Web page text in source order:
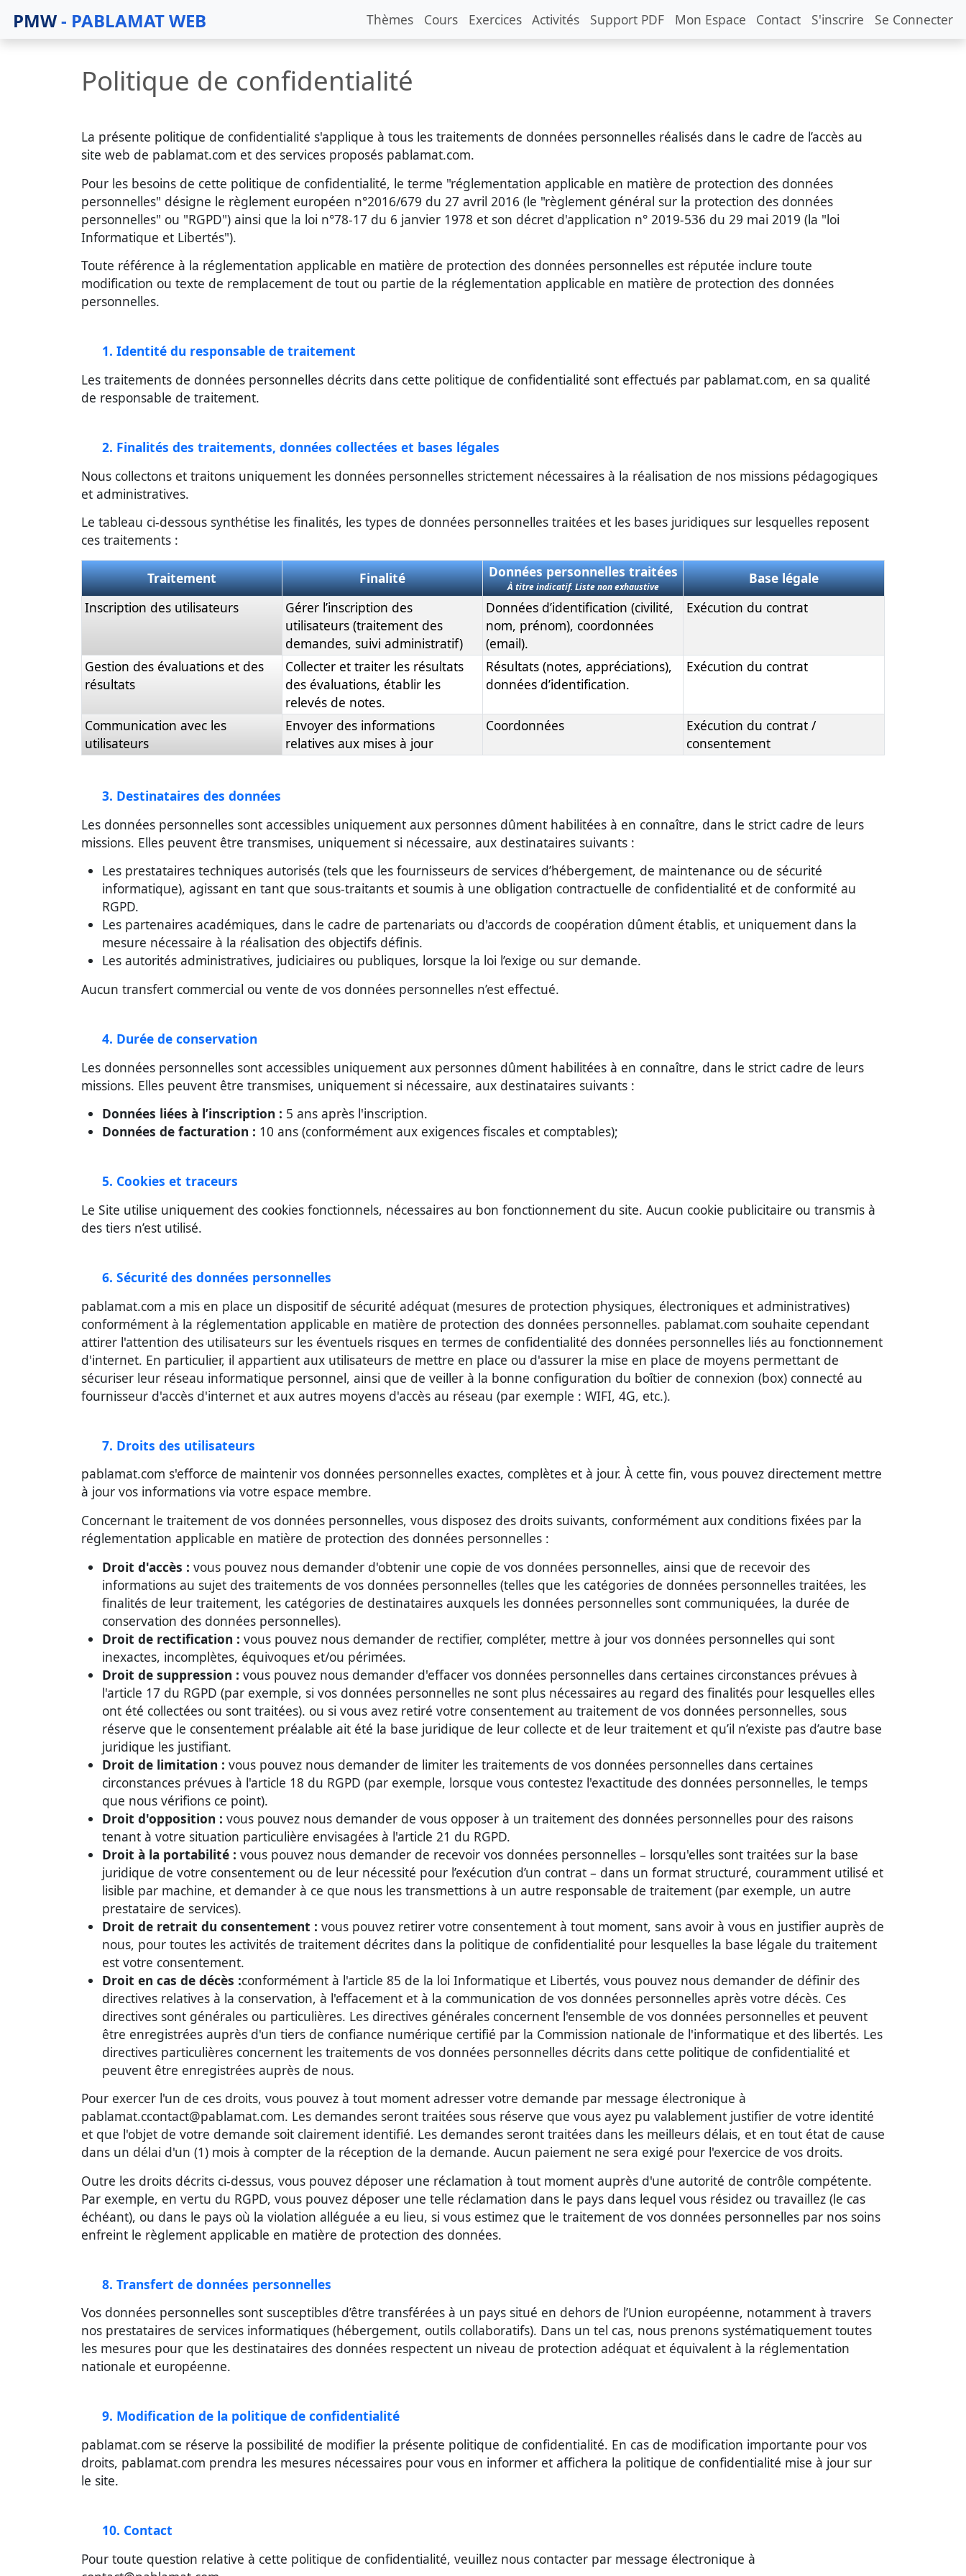
PMW- PABLAMAT WEB Thèmes Cours Exercices Activités Support PDF Mon Espace Contact S'inscrire Se Connecter
Politique de confidentialité
La présente politique de confidentialité s'applique à tous les traitements de données personnelles réalisés dans le cadre de l’accès au
site web de pablamat.com et des services proposés pablamat.com.
Pour les besoins de cette politique de confidentialité, le terme "réglementation applicable en matière de protection des données
personnelles" désigne le règlement européen n°2016/679 du 27 avril 2016 (le "règlement général sur la protection des données
personnelles" ou "RGPD") ainsi que la loi n°78-17 du 6 janvier 1978 et son décret d'application n° 2019-536 du 29 mai 2019 (la "loi
Informatique et Libertés").
Toute référence à la réglementation applicable en matière de protection des données personnelles est réputée inclure toute
modification ou texte de remplacement de tout ou partie de la réglementation applicable en matière de protection des données
personnelles.
1. Identité du responsable de traitement
Les traitements de données personnelles décrits dans cette politique de confidentialité sont effectués par pablamat.com, en sa qualité
de responsable de traitement.
2. Finalités des traitements, données collectées et bases légales
Nous collectons et traitons uniquement les données personnelles strictement nécessaires à la réalisation de nos missions pédagogiques
et administratives.
Le tableau ci-dessous synthétise les finalités, les types de données personnelles traitées et les bases juridiques sur lesquelles reposent
ces traitements :
Traitement Finalité Données personnelles traitées
À titre indicatif. Liste non exhaustive
Base légale
Inscription des utilisateurs
Gérer l’inscription des
utilisateurs (traitement des
demandes, suivi administratif)
Données d’identification (civilité,
nom, prénom), coordonnées
(email).
Exécution du contrat
Gestion des évaluations et des
résultats
Collecter et traiter les résultats
des évaluations, établir les
relevés de notes.
Résultats (notes, appréciations),
données d’identification.
Exécution du contrat
Communication avec les
utilisateurs
Envoyer des informations
relatives aux mises à jour
Coordonnées
Exécution du contrat /
consentement
3. Destinataires des données
Les données personnelles sont accessibles uniquement aux personnes dûment habilitées à en connaître, dans le strict cadre de leurs
missions. Elles peuvent être transmises, uniquement si nécessaire, aux destinataires suivants :
Les prestataires techniques autorisés (tels que les fournisseurs de services d’hébergement, de maintenance ou de sécurité
informatique), agissant en tant que sous-traitants et soumis à une obligation contractuelle de confidentialité et de conformité au
RGPD.
Les partenaires académiques, dans le cadre de partenariats ou d'accords de coopération dûment établis, et uniquement dans la
mesure nécessaire à la réalisation des objectifs définis.
Les autorités administratives, judiciaires ou publiques, lorsque la loi l’exige ou sur demande.
Aucun transfert commercial ou vente de vos données personnelles n’est effectué.
4. Durée de conservation
Les données personnelles sont accessibles uniquement aux personnes dûment habilitées à en connaître, dans le strict cadre de leurs
missions. Elles peuvent être transmises, uniquement si nécessaire, aux destinataires suivants :
Données liées à l’inscription : 5 ans après l'inscription.
Données de facturation : 10 ans (conformément aux exigences fiscales et comptables);
5. Cookies et traceurs
Le Site utilise uniquement des cookies fonctionnels, nécessaires au bon fonctionnement du site. Aucun cookie publicitaire ou transmis à
des tiers n’est utilisé.
6. Sécurité des données personnelles
pablamat.com a mis en place un dispositif de sécurité adéquat (mesures de protection physiques, électroniques et administratives)
conformément à la réglementation applicable en matière de protection des données personnelles. pablamat.com souhaite cependant
attirer l'attention des utilisateurs sur les éventuels risques en termes de confidentialité des données personnelles liés au fonctionnement
d'internet. En particulier, il appartient aux utilisateurs de mettre en place ou d'assurer la mise en place de moyens permettant de
sécuriser leur réseau informatique personnel, ainsi que de veiller à la bonne configuration du boîtier de connexion (box) connecté au
fournisseur d'accès d'internet et aux autres moyens d'accès au réseau (par exemple : WIFI, 4G, etc.).
7. Droits des utilisateurs
pablamat.com s'efforce de maintenir vos données personnelles exactes, complètes et à jour. À cette fin, vous pouvez directement mettre
à jour vos informations via votre espace membre.
Concernant le traitement de vos données personnelles, vous disposez des droits suivants, conformément aux conditions fixées par la
réglementation applicable en matière de protection des données personnelles :
Droit d'accès : vous pouvez nous demander d'obtenir une copie de vos données personnelles, ainsi que de recevoir des
informations au sujet des traitements de vos données personnelles (telles que les catégories de données personnelles traitées, les
finalités de leur traitement, les catégories de destinataires auxquels les données personnelles sont communiquées, la durée de
conservation des données personnelles).
Droit de rectification : vous pouvez nous demander de rectifier, compléter, mettre à jour vos données personnelles qui sont
inexactes, incomplètes, équivoques et/ou périmées.
Droit de suppression : vous pouvez nous demander d'effacer vos données personnelles dans certaines circonstances prévues à
l'article 17 du RGPD (par exemple, si vos données personnelles ne sont plus nécessaires au regard des finalités pour lesquelles elles
ont été collectées ou sont traitées). ou si vous avez retiré votre consentement au traitement de vos données personnelles, sous
réserve que le consentement préalable ait été la base juridique de leur collecte et de leur traitement et qu’il n’existe pas d’autre base
juridique les justifiant.
Droit de limitation : vous pouvez nous demander de limiter les traitements de vos données personnelles dans certaines
circonstances prévues à l'article 18 du RGPD (par exemple, lorsque vous contestez l'exactitude des données personnelles, le temps
que nous vérifions ce point).
Droit d'opposition : vous pouvez nous demander de vous opposer à un traitement des données personnelles pour des raisons
tenant à votre situation particulière envisagées à l'article 21 du RGPD.
Droit à la portabilité : vous pouvez nous demander de recevoir vos données personnelles – lorsqu'elles sont traitées sur la base
juridique de votre consentement ou de leur nécessité pour l’exécution d’un contrat – dans un format structuré, couramment utilisé et
lisible par machine, et demander à ce que nous les transmettions à un autre responsable de traitement (par exemple, un autre
prestataire de services).
Droit de retrait du consentement : vous pouvez retirer votre consentement à tout moment, sans avoir à vous en justifier auprès de
nous, pour toutes les activités de traitement décrites dans la politique de confidentialité pour lesquelles la base légale du traitement
est votre consentement.
Droit en cas de décès :conformément à l'article 85 de la loi Informatique et Libertés, vous pouvez nous demander de définir des
directives relatives à la conservation, à l'effacement et à la communication de vos données personnelles après votre décès. Ces
directives sont générales ou particulières. Les directives générales concernent l'ensemble de vos données personnelles et peuvent
être enregistrées auprès d'un tiers de confiance numérique certifié par la Commission nationale de l'informatique et des libertés. Les
directives particulières concernent les traitements de vos données personnelles décrits dans cette politique de confidentialité et
peuvent être enregistrées auprès de nous.
Pour exercer l'un de ces droits, vous pouvez à tout moment adresser votre demande par message électronique à
pablamat.ccontact@pablamat.com. Les demandes seront traitées sous réserve que vous ayez pu valablement justifier de votre identité
et que l'objet de votre demande soit clairement identifié. Les demandes seront traitées dans les meilleurs délais, et en tout état de cause
dans un délai d'un (1) mois à compter de la réception de la demande. Aucun paiement ne sera exigé pour l'exercice de vos droits.
Outre les droits décrits ci-dessus, vous pouvez déposer une réclamation à tout moment auprès d'une autorité de contrôle compétente.
Par exemple, en vertu du RGPD, vous pouvez déposer une telle réclamation dans le pays dans lequel vous résidez ou travaillez (le cas
échéant), ou dans le pays où la violation alléguée a eu lieu, si vous estimez que le traitement de vos données personnelles par nos soins
enfreint le règlement applicable en matière de protection des données.
8. Transfert de données personnelles
Vos données personnelles sont susceptibles d’être transférées à un pays situé en dehors de l’Union européenne, notamment à travers
nos prestataires de services informatiques (hébergement, outils collaboratifs). Dans un tel cas, nous prenons systématiquement toutes
les mesures pour que les destinataires des données respectent un niveau de protection adéquat et équivalent à la réglementation
nationale et européenne.
9. Modification de la politique de confidentialité
pablamat.com se réserve la possibilité de modifier la présente politique de confidentialité. En cas de modification importante pour vos
droits, pablamat.com prendra les mesures nécessaires pour vous en informer et affichera la politique de confidentialité mise à jour sur
le site.
10. Contact
Pour toute question relative à cette politique de confidentialité, veuillez nous contacter par message électronique à